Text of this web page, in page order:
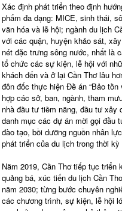
Xác định phát triển theo định
phẩm đa dạng: MICE, sinh thái,
văn hóa và lễ hội; ngành du lịch
với các quận, huyện khảo sát,
nét đặc trưng sông nước, nhất là
tổ chức các sự kiện, lễ hội với
khách đến và ở lại Cần Thơ lâu
đôn đốc thực hiện Đề án “Bảo
hợp các sở, ban, ngành, tham
nhà đầu tư tiềm năng, đầu tư xây
danh mục các dự án mời gọi đầu
đào tạo, bồi dưỡng nguồn nhân
phát triển của du lịch trong thời kỳ
Năm 2019, Cần Thơ tiếp tục
quảng bá, xúc tiến du lịch Cần
năm 2030; từng bước chuyên
các chương trình, sự kiện, lễ hội